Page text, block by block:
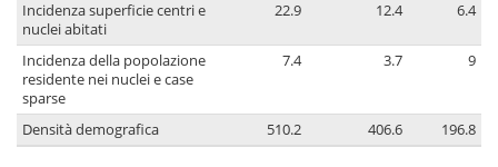
Incidenza superficie centri e
nuclei abitati
22.9 12.4 6.4
Incidenza della popolazione
residente nei nuclei e case
sparse
7.4 3.7 9
Densità demografica 510.2 406.6 196.8